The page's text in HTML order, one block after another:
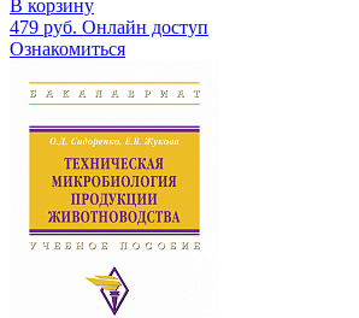
В корзину
479 руб. Онлайн доступ
Ознакомиться